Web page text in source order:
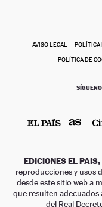
AVISO LEGAL POLÍTICA
POLÍTICA DE
EDICIONES EL
reproducciones y usos
desde este sitio web a
que resulten
del Real